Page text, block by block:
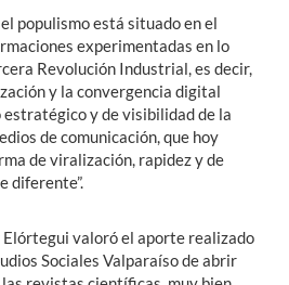
populismo está situado en el
experimentadas en lo
Revolución Industrial, es decir,
y la convergencia digital
estratégico y de visibilidad de la
de comunicación, que hoy
de viralización, rapidez y de
diferente”.
valoró el aporte realizado
Sociales Valparaíso de abrir